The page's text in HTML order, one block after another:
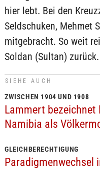
hier lebt. Bei den
Seldschuken, Mehmet
mitgebracht. So weit
Soldan (Sultan) zurück.
SIEHE AUCH
ZWISCHEN 1904 UND 1908
Lammert bezeichnet
Namibia als
GLEICHBERECHTIGUNG
Paradigmenwechsel